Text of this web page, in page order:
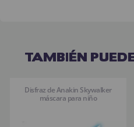
TAMBIÉN
Disfraz de Anakin Skywalker
máscara para niño